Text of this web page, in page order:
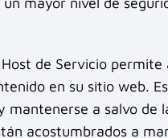
de Servicio
en su sitio web.
a salvo de
acostumbrados a